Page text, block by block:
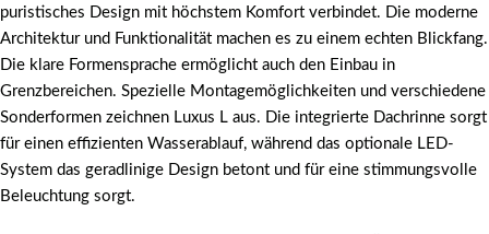
puristisches Design mit höchstem Komfort verbindet. Die moderne
Architektur und Funktionalität machen es zu einem echten Blickfang.
Die klare Formensprache ermöglicht auch den Einbau in
Grenzbereichen. Spezielle Montagemöglichkeiten und verschiedene
Sonderformen zeichnen Luxus L aus. Die integrierte Dachrinne sorgt
für einen effizienten Wasserablauf, während das optionale LED-
System das geradlinige Design betont und für eine stimmungsvolle
Beleuchtung sorgt.